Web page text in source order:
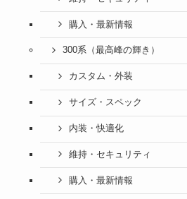
購入・最新情報
300系（最高峰の輝き）
カスタム・外装
サイズ・スペック
内装・快適化
維持・セキュリティ
購入・最新情報